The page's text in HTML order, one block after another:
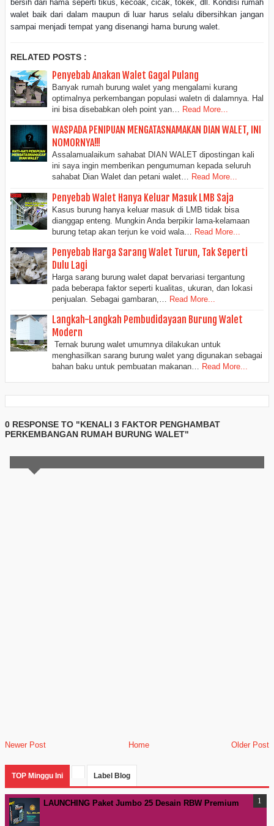
bersih dari hama seperti tikus, kecoak, cicak, tokek, dll. Kondisi rumah
walet baik dari dalam maupun di luar harus selalu dibersihkan jangan
sampai menjadi tempat yang disenangi hama burung walet.
RELATED POSTS :
Penyebab Anakan Walet Gagal Pulang
Banyak rumah burung walet yang mengalami kurang
optimalnya perkembangan populasi waletn di dalamnya. Hal
ini bisa disebabkan oleh point yan… Read More...
WASPADA PENIPUAN MENGATASNAMAKAN DIAN WALET, INI
NOMORNYA!!!
Assalamualaikum sahabat DIAN WALET dipostingan kali
ini saya ingin memberikan pengumuman kepada seluruh
sahabat Dian Walet dan petani walet… Read More...
Penyebab Walet Hanya Keluar Masuk LMB Saja
Kasus burung hanya keluar masuk di LMB tidak bisa
dianggap enteng. Mungkin Anda berpikir lama-kelamaan
burung tetap akan terjun ke void wala…
Read More...
Penyebab Harga Sarang Walet Turun, Tak Seperti
Dulu Lagi
Harga sarang burung walet dapat bervariasi tergantung
pada beberapa faktor seperti kualitas, ukuran, dan lokasi
penjualan. Sebagai gambaran,…
Read More...
Langkah-Langkah Pembudidayaan Burung Walet
Modern
Ternak burung walet umumnya dilakukan untuk
menghasilkan sarang burung walet yang digunakan sebagai
bahan baku untuk pembuatan makanan… Read More...
0 RESPONSE TO "KENALI 3 FAKTOR PENGHAMBAT
PERKEMBANGAN RUMAH BURUNG WALET"
Newer Post Older Post
Home
TOP Minggu Ini Label Blog
LAUNCHING Paket Jumbo 25 Desain RBW Premium